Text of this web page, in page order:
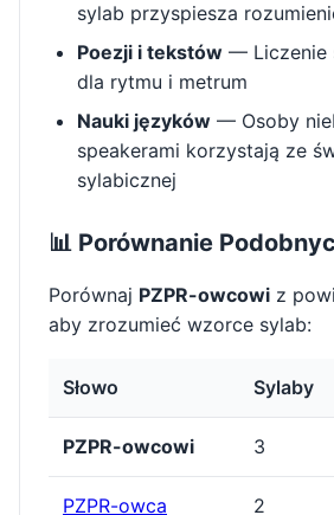
sylab przyspiesza
Poezji i tekstów — Liczenie
dla rytmu i metrum
Nauki języków — Osoby
speakerami korzystają ze
sylabicznej
📊 Porównanie
Porównaj PZPR-owcowi z
aby zrozumieć wzorce sylab:
Słowo Sylaby
PZPR-owcowi 3
PZPR-owca 2